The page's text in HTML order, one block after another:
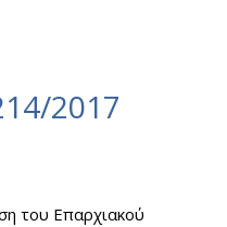
2017
του Επαρχιακού